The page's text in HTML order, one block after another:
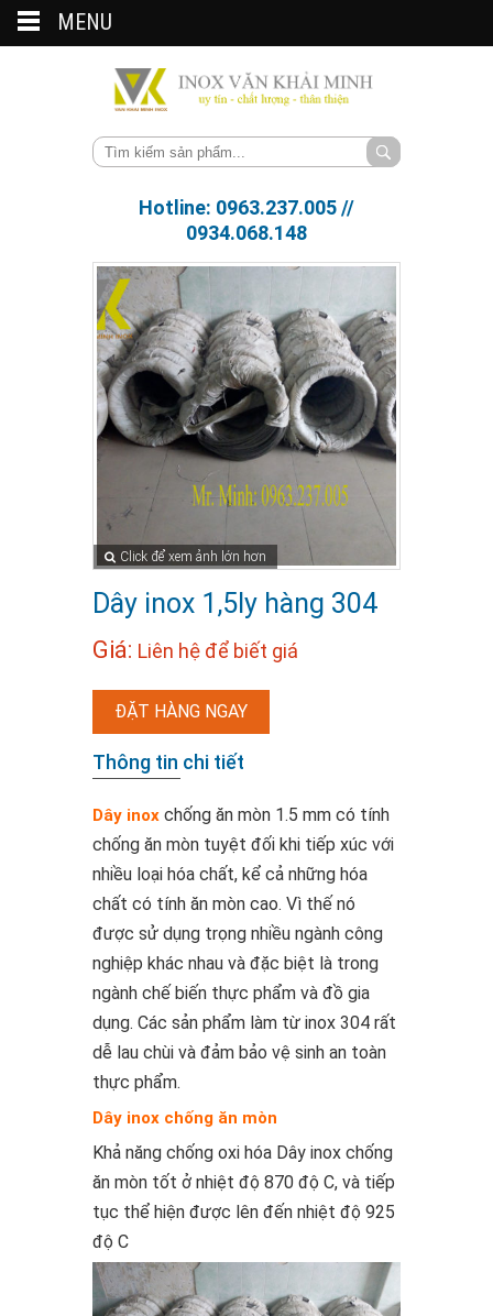
Hotline: 0963.237.005 //
0934.068.148
Click để xem ảnh lớn hơn
Dây inox 1,5ly hàng 304
Giá: Liên hệ để biết giá
ĐẶT HÀNG NGAY
Thông tin chi tiết
Dây inox chống ăn mòn 1.5 mm có tính
chống ăn mòn tuyệt đối khi tiếp xúc với
nhiều loại hóa chất, kể cả những hóa
chất có tính ăn mòn cao. Vì thế nó
được sử dụng trọng nhiều ngành công
nghiệp khác nhau và đặc biệt là trong
ngành chế biến thực phẩm và đồ gia
dụng. Các sản phẩm làm từ inox 304 rất
dễ lau chùi và đảm bảo vệ sinh an toàn
thực phẩm.
Dây inox chống ăn mòn
Khả năng chống oxi hóa Dây inox chống
ăn mòn tốt ở nhiệt độ 870 độ C, và tiếp
tục thể hiện được lên đến nhiệt độ 925
độ C
MENU